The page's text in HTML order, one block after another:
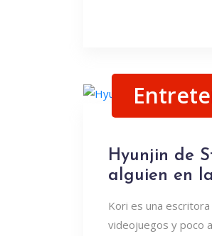
Hyunjin de
alguien en
Kori es una
videojuegos y poco